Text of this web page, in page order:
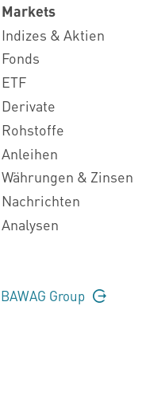
Markets
Indizes & Aktien
Fonds
ETF
Derivate
Rohstoffe
Anleihen
Währungen & Zinsen
Nachrichten
Analysen
BAWAG Group